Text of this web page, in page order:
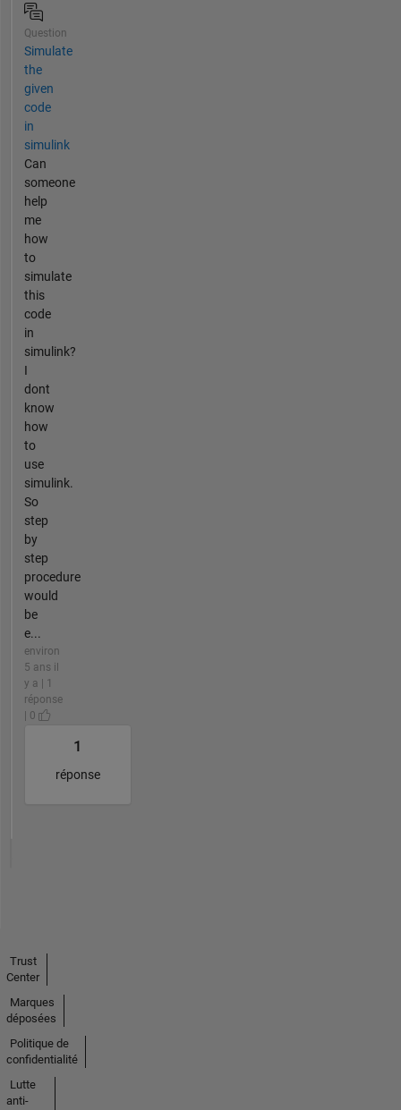
Question
Simulate
the
given
code
in
simulink
Can
someone
help
me
how
to
simulate
this
code
in
simulink?
I
dont
know
how
to
use
simulink.
So
step
by
step
procedure
would
be
e...
environ
5 ans il
y a | 1
réponse
| 0
1
réponse
Trust
Center
Marques
déposées
Politique de
confidentialité
Lutte
anti-